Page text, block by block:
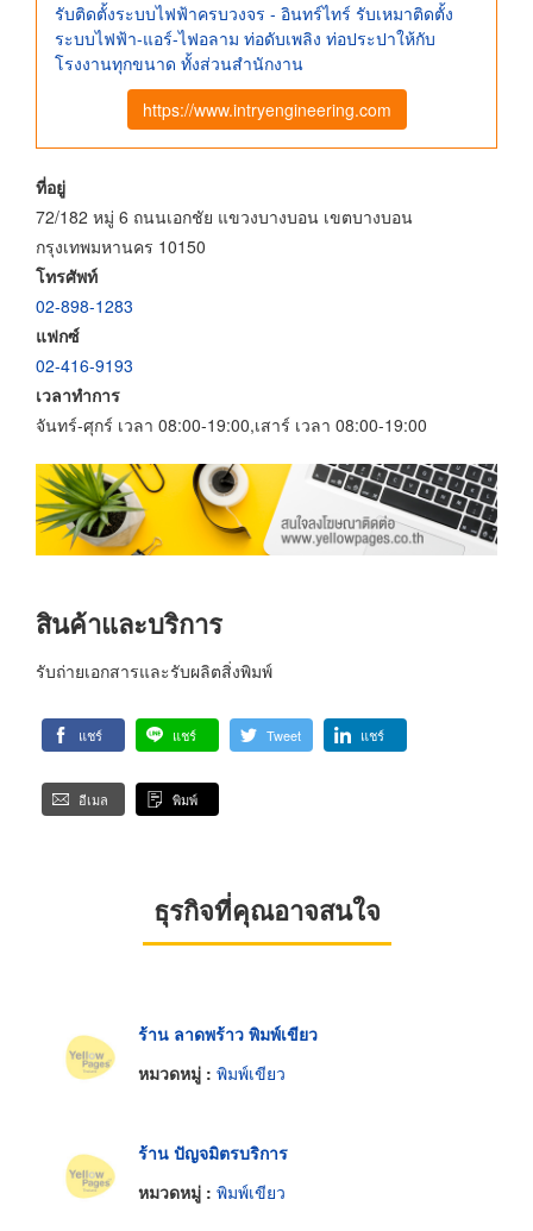
รับติดตั้งระบบไฟฟ้าครบวงจร - อินทร์ไทร์ รับเหมาติดตั้ง
ระบบไฟฟ้า-แอร์-ไฟอลาม ท่อดับเพลิง ท่อประปาให้กับ
โรงงานทุกขนาด ทั้งส่วนสำนักงาน
https://www.intryengineering.com
ที่อยู่
72/182 หมู่ 6 ถนนเอกชัย แขวงบางบอน เขตบางบอน
กรุงเทพมหานคร 10150
โทรศัพท์
02-898-1283
แฟกซ์
02-416-9193
เวลาทำการ
จันทร์-ศุกร์ เวลา 08:00-19:00,เสาร์ เวลา 08:00-19:00
สินค้าและบริการ
รับถ่ายเอกสารและรับผลิตสิ่งพิมพ์
แชร์ แชร์ Tweet แชร์
อีเมล พิมพ์
ธุรกิจที่คุณอาจสนใจ
ร้าน ลาดพร้าว พิมพ์เขียว
หมวดหมู่ : พิมพ์เขียว
ร้าน ปัญจมิตรบริการ
หมวดหมู่ : พิมพ์เขียว